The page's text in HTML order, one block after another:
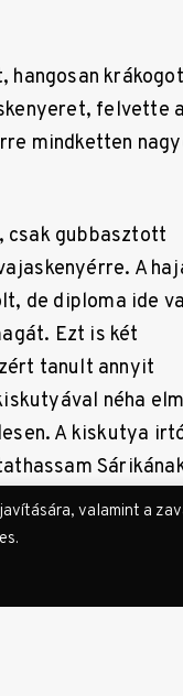
hangosan
felvette
mindketten
csak gubbasztott
A
de diploma ide
Ezt is két
tanult annyit
néha
A kiskutya
csak kikötve
a régi
jött, ráadásul
hanem
valamint a